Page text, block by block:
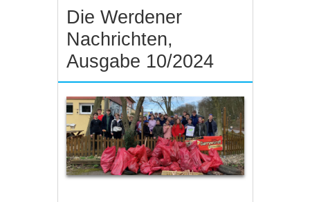
Die Werdener
Nachrichten,
Ausgabe 10/2024